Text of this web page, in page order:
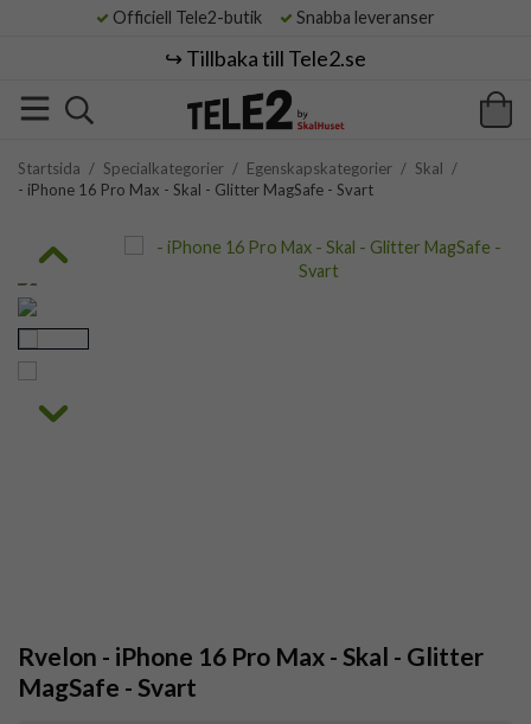
Officiell Tele2-butik Snabba leveranser
↪️ Tillbaka till Tele2.se
Startsida / Specialkategorier / Egenskapskategorier / Skal /
- iPhone 16 Pro Max - Skal - Glitter MagSafe - Svart
Rvelon - iPhone 16 Pro Max - Skal - Glitter
MagSafe - Svart